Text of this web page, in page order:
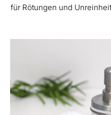
für Rötungen und